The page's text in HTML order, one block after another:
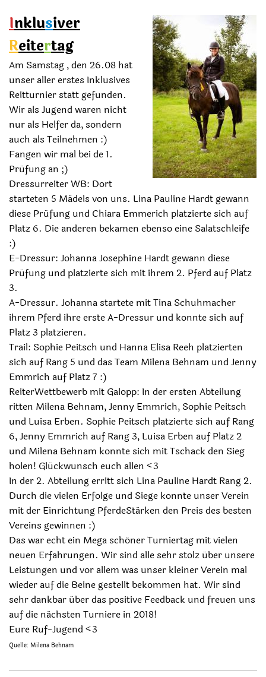
Inklusiver
Reitertag
Am Samstag , den 26.08 hat
unser aller erstes Inklusives
Reitturnier statt gefunden.
Wir als Jugend waren nicht
nur als Helfer da, sondern
auch als Teilnehmen :)
Fangen wir mal bei de 1.
Prüfung an ;)
Dressurreiter WB: Dort
starteten 5 Mädels von uns. Lina Pauline Hardt gewann
diese Prüfung und Chiara Emmerich platzierte sich auf
Platz 6. Die anderen bekamen ebenso eine Salatschleife
:)
E-Dressur: Johanna Josephine Hardt gewann diese
Prüfung und platzierte sich mit ihrem 2. Pferd auf Platz
3.
A-Dressur. Johanna startete mit Tina Schuhmacher
ihrem Pferd ihre erste A-Dressur und konnte sich auf
Platz 3 platzieren.
Trail: Sophie Peitsch und Hanna Elisa Reeh platzierten
sich auf Rang 5 und das Team Milena Behnam und Jenny
Emmrich auf Platz 7 :)
ReiterWettbewerb mit Galopp: In der ersten Abteilung
ritten Milena Behnam, Jenny Emmrich, Sophie Peitsch
und Luisa Erben. Sophie Peitsch platzierte sich auf Rang
6, Jenny Emmrich auf Rang 3, Luisa Erben auf Platz 2
und Milena Behnam konnte sich mit Tschack den Sieg
holen! Glückwunsch euch allen <3
In der 2. Abteilung erritt sich Lina Pauline Hardt Rang 2.
Durch die vielen Erfolge und Siege konnte unser Verein
mit der Einrichtung PferdeStärken den Preis des besten
Vereins gewinnen :)
Das war echt ein Mega schöner Turniertag mit vielen
neuen Erfahrungen. Wir sind alle sehr stolz über unsere
Leistungen und vor allem was unser kleiner Verein mal
wieder auf die Beine gestellt bekommen hat. Wir sind
sehr dankbar über das positive Feedback und freuen uns
auf die nächsten Turniere in 2018!
Eure Ruf-Jugend <3
Quelle: Milena Behnam